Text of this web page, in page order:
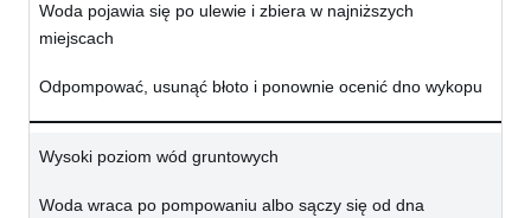
Woda pojawia się po ulewie i zbiera w najniższych
miejscach
Odpompować, usunąć błoto i ponownie ocenić dno wykopu
Wysoki poziom wód gruntowych
Woda wraca po pompowaniu albo sączy się od dna